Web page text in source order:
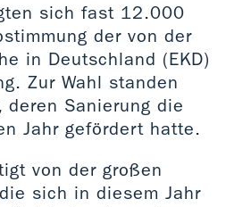
sich fast 12.000
der von der
in Deutschland (EKD)
Zur Wahl standen
deren Sanierung die
Jahr gefördert hatte.
von der großen
sich in diesem Jahr